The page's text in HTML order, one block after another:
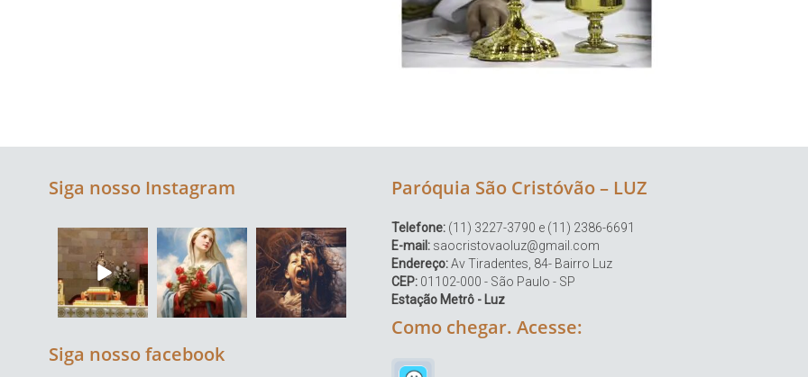
Siga nosso Instagram
Siga nosso facebook
Paróquia São Cristóvão – LUZ
Telefone: (11) 3227-3790 e (11) 2386-6691
E-mail: saocristovaoluz@gmail.com
Endereço:Av Tiradentes, 84- Bairro Luz
CEP: 01102-000 - São Paulo - SP
Estação Metrô - Luz
Como chegar. Acesse: